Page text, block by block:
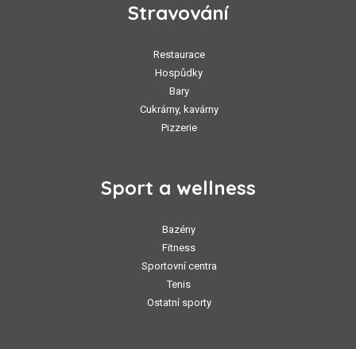
Stravování
Restaurace
Hospůdky
Bary
Cukrárny, kavárny
Pizzerie
Sport a wellness
Bazény
Fitness
Sportovní centra
Tenis
Ostatní sporty